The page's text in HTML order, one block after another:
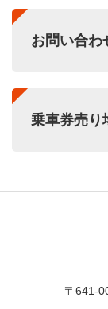
お問い合わ
乗車券売り
〒641-